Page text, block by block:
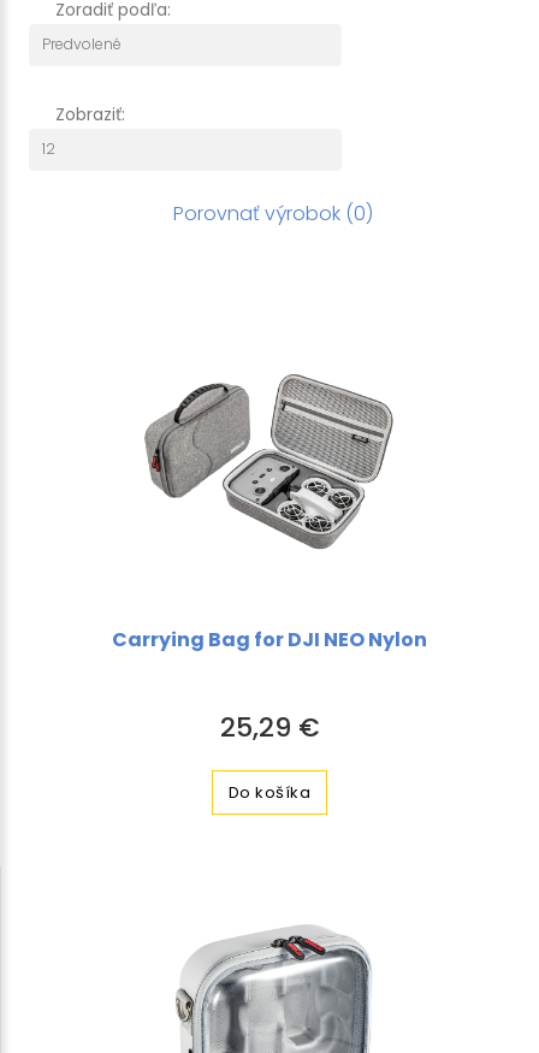
Zoradiť podľa:
Zobraziť:
Porovnať výrobok (0)
Carrying Bag for DJI NEO Nylon
25,29 €
Do košíka